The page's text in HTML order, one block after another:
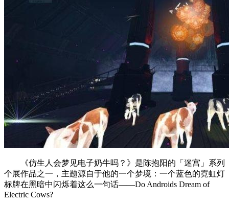
《仿生人会梦见电子奶牛吗？》是陈抱阳的「迷宫」系列
个展作品之一，主题源自于他的一个梦境：一个蓝色的霓虹灯
标牌在黑暗中闪烁着这么一句话——Do Androids Dream of
Electric Cows?